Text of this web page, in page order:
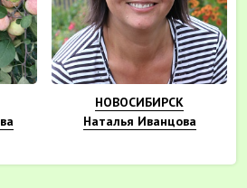
НОВОСИБИРСК
Наталья Иванцова